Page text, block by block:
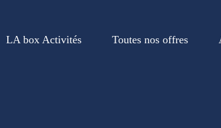
LA box Activités Toutes nos offres